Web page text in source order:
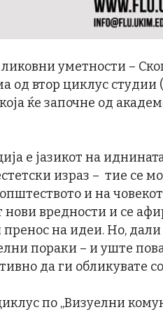
уметности –
од втор циклус
ќе започне од
е јазикот на
израз – тие се
и на
вредности и се
на идеи. Но, дали
пораки – и уште
да ги обликувате
по „Визуелни